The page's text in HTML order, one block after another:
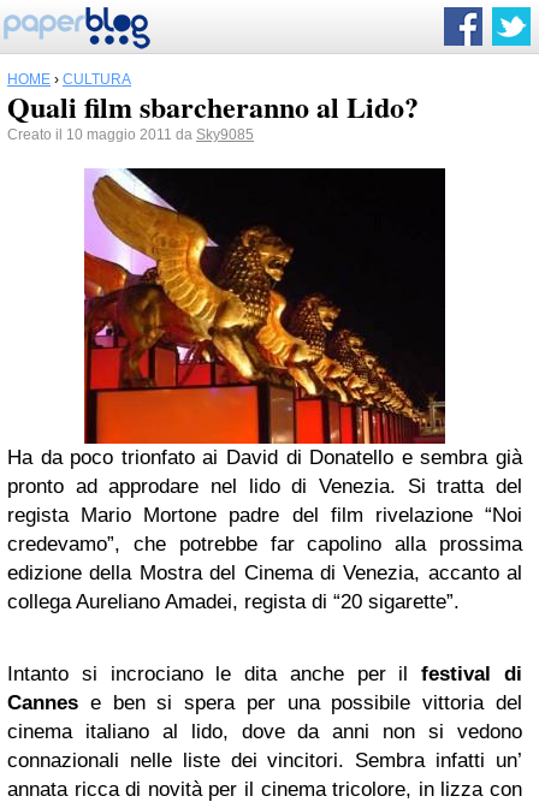
HOME › CULTURA
Quali film sbarcheranno al Lido?
Creato il 10 maggio 2011 da Sky9085
Ha da poco trionfato ai David di Donatello e sembra già
pronto ad approdare nel lido di Venezia. Si tratta del
regista Mario Mortone padre del film rivelazione “Noi
credevamo”, che potrebbe far capolino alla prossima
edizione della Mostra del Cinema di Venezia, accanto al
collega Aureliano Amadei, regista di “20 sigarette”.
Intanto si incrociano le dita anche per ilfestival di
Cannes e ben si spera per una possibile vittoria del
cinema italiano al lido, dove da anni non si vedono
connazionali nelle liste dei vincitori. Sembra infatti un’
annata ricca di novità per il cinema tricolore, in lizza con